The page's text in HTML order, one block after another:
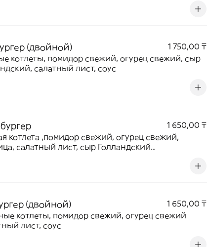
(двойной)
1 750,00 ₸
котлеты, помидор свежий, огурец свежий, сыр
салатный лист, соус
1 650,00 ₸
котлета ,помидор свежий, огурец свежий,
салатный лист, сыр Голландский
(двойной)
1 650,00 ₸
котлеты, помидор свежий, огурец свежий
лист, соус